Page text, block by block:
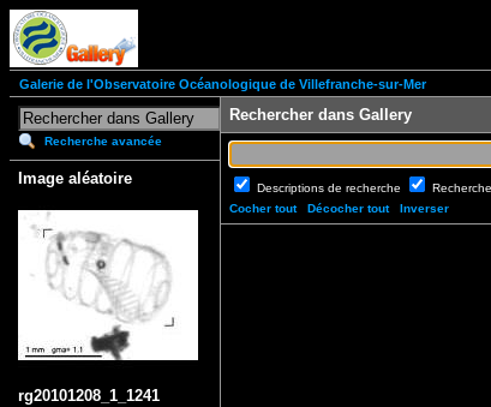
Galerie de l'Observatoire Océanologique de Villefranche-sur-Mer
Recherche avancée
Image aléatoire
rg20101208_1_1241
Rechercher dans Gallery
Descriptions de recherche
Cocher tout
Décocher tout Inverser